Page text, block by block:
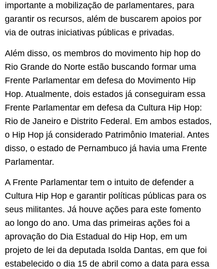
importante a mobilização de parlamentares, para
garantir os recursos, além de buscarem apoios por
via de outras iniciativas públicas e privadas.
Além disso, os membros do movimento hip hop do
Rio Grande do Norte estão buscando formar uma
Frente Parlamentar em defesa do Movimento Hip
Hop. Atualmente, dois estados já conseguiram essa
Frente Parlamentar em defesa da Cultura Hip Hop:
Rio de Janeiro e Distrito Federal. Em ambos estados,
o Hip Hop já considerado Patrimônio Imaterial. Antes
disso, o estado de Pernambuco já havia uma Frente
Parlamentar.
A Frente Parlamentar tem o intuito de defender a
Cultura Hip Hop e garantir políticas públicas para os
seus militantes. Já houve ações para este fomento
ao longo do ano. Uma das primeiras ações foi a
aprovação do Dia Estadual do Hip Hop, em um
projeto de lei da deputada Isolda Dantas, em que foi
estabelecido o dia 15 de abril como a data para essa